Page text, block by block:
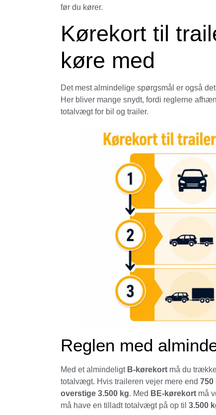
før du kører.
Kørekort til
køre med
Det mest almindelige spørgsmål er også
Her bliver mange snydt, fordi reglerne
totalvægt for bil og trailer.
Reglen med
Med et almindeligt B-kørekort må du
totalvægt. Hvis traileren vejer mere end 750
overstige 3.500 kg. Med BE-kørekort må
må have en tilladt totalvægt på op til 3.500